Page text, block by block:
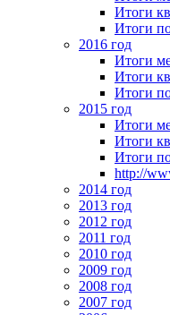
Итоги
Итоги
2016 год
Итоги
Итоги
Итоги
2015 год
Итоги
Итоги
Итоги
http://
2014 год
2013 год
2012 год
2011 год
2010 год
2009 год
2008 год
2007 год